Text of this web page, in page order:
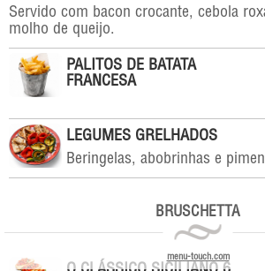
Servido com bacon crocante, cebola
molho de queijo.
PALITOS DE BATATA
FRANCESA
LEGUMES GRELHADOS
Beringelas, abobrinhas e
BRUSCHETTA
menu-touch.com